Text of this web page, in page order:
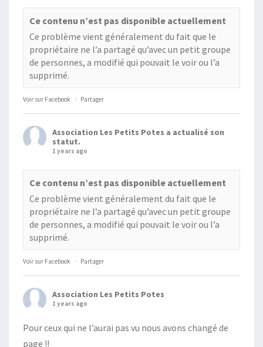
Ce contenu n’est pas disponible actuellement
Ce problème vient généralement du fait que le
propriétaire ne l’a partagé qu’avec un petit groupe
de personnes, a modifié qui pouvait le voir ou l’a
supprimé.
Voir sur Facebook · Partager
Association Les Petits Potes a actualisé son
statut.
1 years ago
Ce contenu n’est pas disponible actuellement
Ce problème vient généralement du fait que le
propriétaire ne l’a partagé qu’avec un petit groupe
de personnes, a modifié qui pouvait le voir ou l’a
supprimé.
Voir sur Facebook · Partager
Association Les Petits Potes
1 years ago
Pour ceux qui ne l’aurai pas vu nous avons changé de
page !!